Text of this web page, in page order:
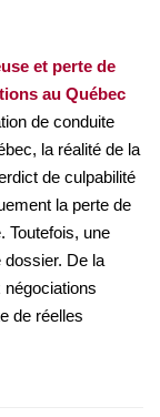
et perte de
au Québec
de conduite
la réalité de la
de culpabilité
la perte de
Toutefois, une
dossier. De la
de réelles